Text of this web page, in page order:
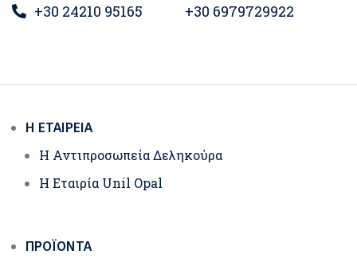
+30 24210 95165
+30 6979729922
Η ΕΤΑΙΡΕΊΑ
Η Αντιπροσωπεία Δεληκούρα
Η Εταιρία Unil Opal
ΠΡΟΪΌΝΤΑ